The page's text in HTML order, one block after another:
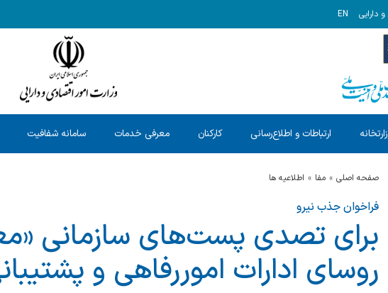
دارایی EN
ارتباطات و اطلاع‌رسانی کارکنان معرفی خدمات سامانه شفافیت
صفحه اصلی مفا اطلاعیه ها
فراخوان جذب نیرو
برای تصدی پست‌های سازمانی
روسای ادارات اموررفاهی و